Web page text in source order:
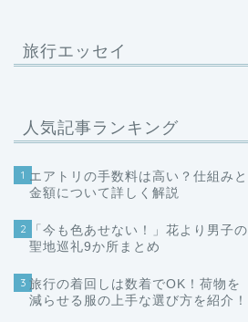
旅行エッセイ
人気記事ランキング
1 エアトリの手数料は高い？仕組みと
金額について詳しく解説
2
「今も色あせない！」花より男子の
聖地巡礼9か所まとめ
3 旅行の着回しは数着でOK！荷物を
減らせる服の上手な選び方を紹介！